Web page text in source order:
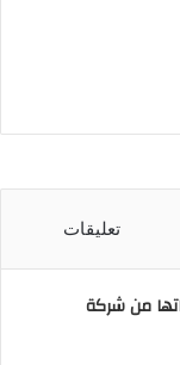
تعليقات
من شركة